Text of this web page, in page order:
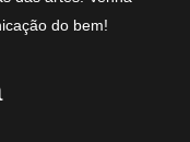
do bem!